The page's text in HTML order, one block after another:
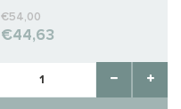
€54,00
€44,63